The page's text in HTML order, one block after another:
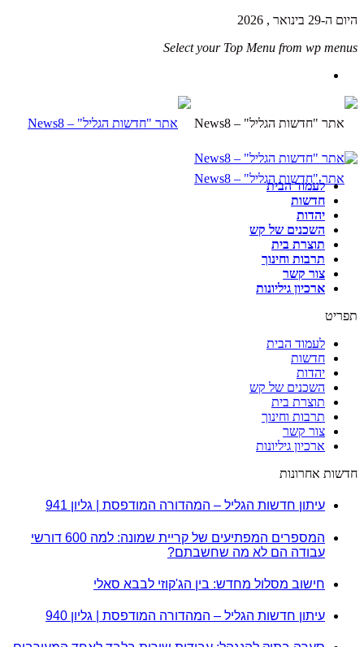
היום ה-29 בינואר , 2026
Select your Top Menu from wp menus
לעמוד הבית
חדשות
יהדות
השכנים של קש
תוצרת בית
תרבות וחינוך
צור קשר
ארכיון גיליונות
תפריט
לעמוד הבית
חדשות
יהדות
השכנים של קש
תוצרת בית
תרבות וחינוך
צור קשר
ארכיון גיליונות
חדשות אחרונות
עיתון חדשות הגליל – המהדורה המודפסת | גליון 941
המספרים המפתיעים של קריית שמונה: למה 600 דורשי
עבודה הם לא מה שחשבתם?
חישוב מסלול מחדש: בין הג'קוזי לבבא סאלי
עיתון חדשות הגליל – המהדורה המודפסת | גליון 940